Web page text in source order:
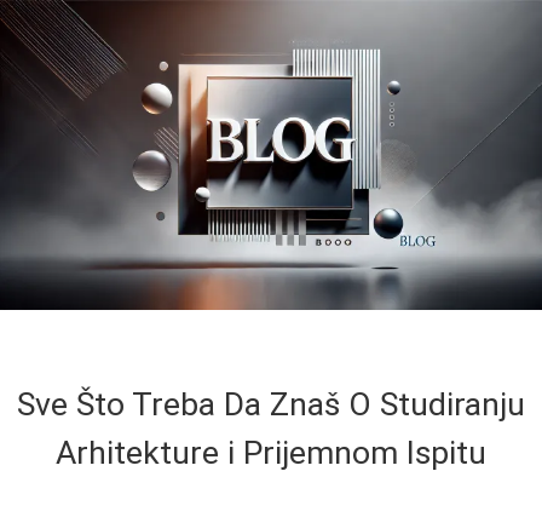
Sve Što Treba Da Znaš O Studiranju
Arhitekture i Prijemnom Ispitu